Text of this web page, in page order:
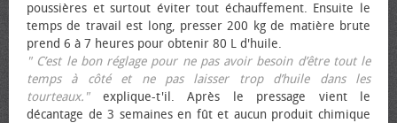
poussières et surtout éviter tout échauffement. Ensuite le
temps de travail est long, presser 200 kg de matière brute
prend 6 à 7 heures pour obtenir 80 L d'huile.
" C’est le bon réglage pour ne pas avoir besoin d’être tout le
temps à côté et ne pas laisser trop d’huile dans les
tourteaux."explique-t'il. Après le pressage vient le
décantage de 3 semaines en fût et aucun produit chimique